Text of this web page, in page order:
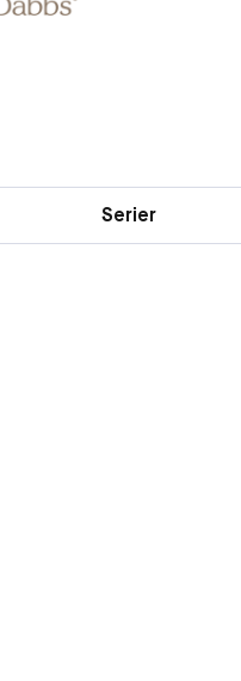
Serier